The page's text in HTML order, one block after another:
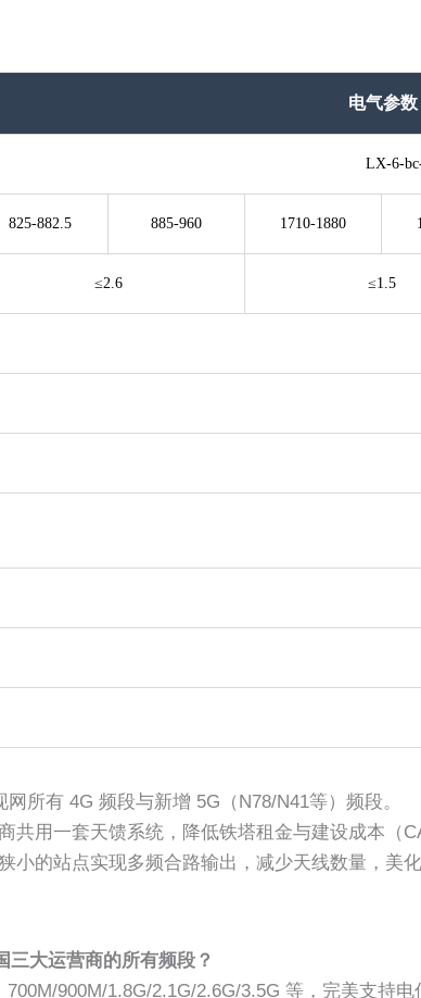
电气参数
LX-6-
825-882.5 885-960 1710-1880
≤2.6 ≤1.5
网所有 4G 频段与新增 5G（N78/N41等）频段。
共用一套天馈系统，降低铁塔租金与建设成本（
小的站点实现多频合路输出，减少天线数量，美化
三大运营商的所有频段？
900M/1.8G/2.1G/2.6G/3.5G 等，完美支持电